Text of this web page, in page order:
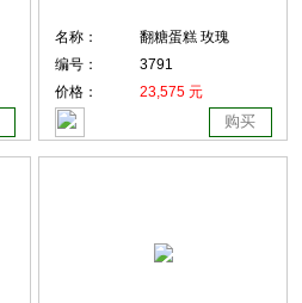
名称：
翻糖蛋糕 玫瑰
编号：
3791
价格：
23,575 元
购买